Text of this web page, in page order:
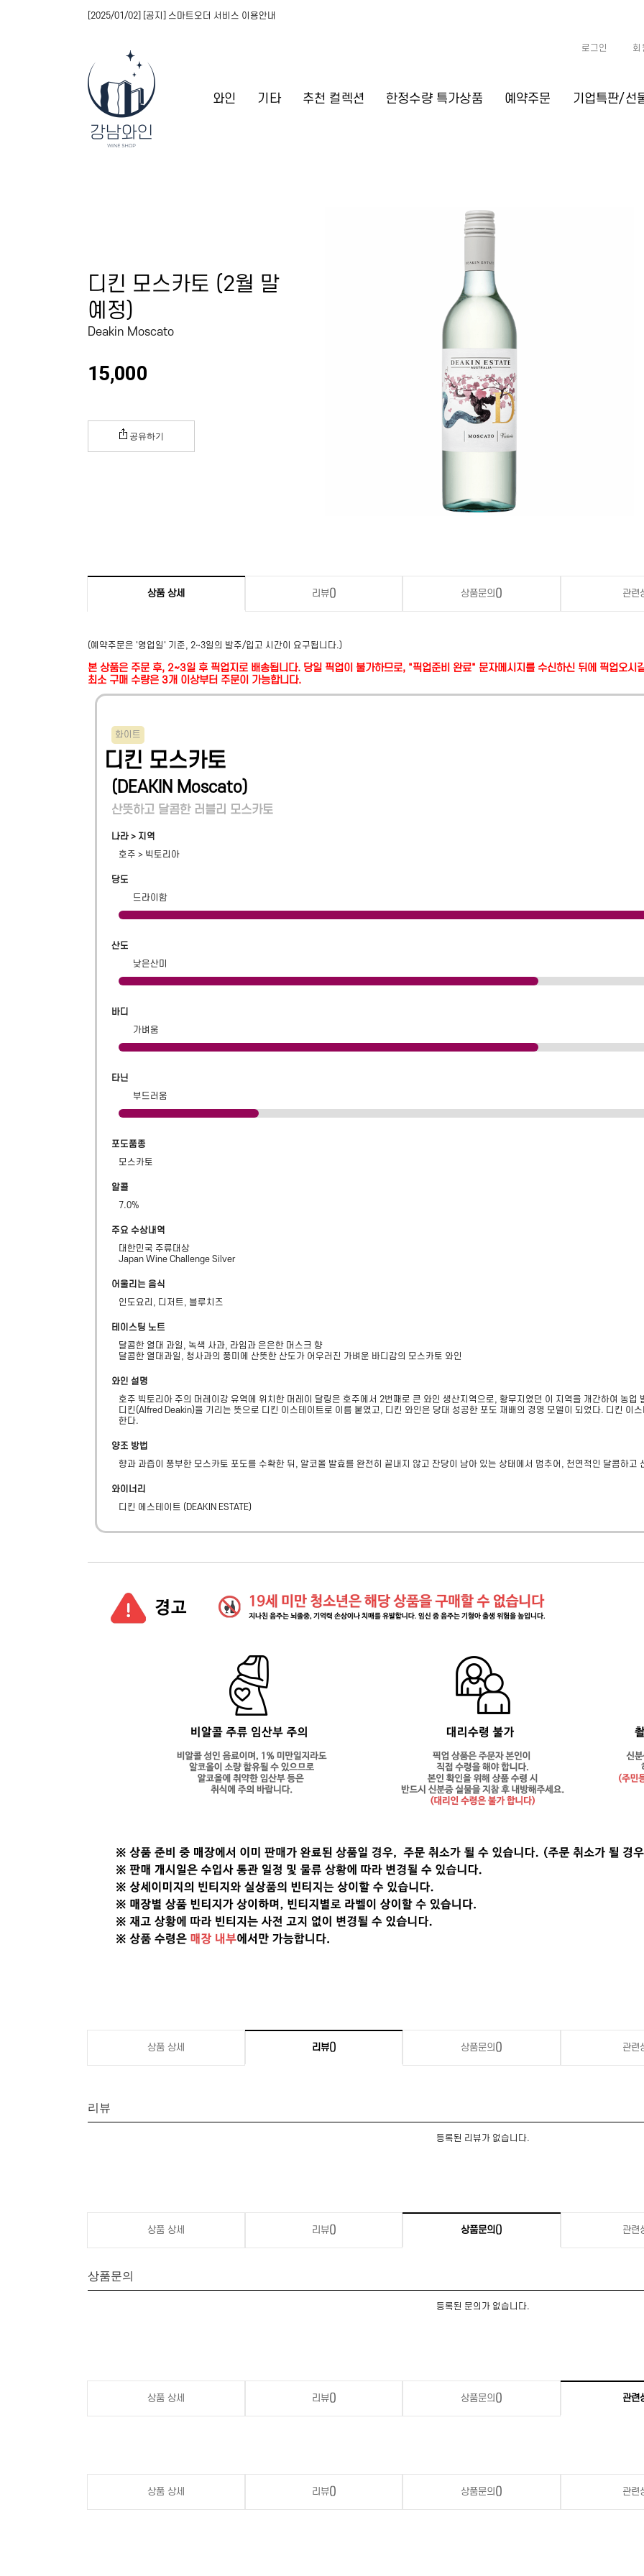
와인 기타 추천 컬렉션 한정수량 특가상품 예약주문 기업특판/선
[2025/01/02] [공지] 스마트오더 서비스 이용안내
로그인 회
디킨 모스카토 (2월 말
예정)
Deakin Moscato
15,000
공유하기
상품 상세 리뷰() 상품문의 () 관련
(예약주문은 '영업일' 기준, 2~3일의 발주/입고 시간이 요구됩니다.)
본 상품은 주문 후, 2~3일 후 픽업지로 배송됩니다. 당일 픽업이 불가하므로, "픽업준비 완료" 문자메시지를 수신하신 뒤에 픽업오시
최소 구매 수량은 3개 이상부터 주문이 가능합니다.
화이트
디킨 모스카토
(DEAKIN Moscato)
산뜻하고 달콤한 러블리 모스카토
나라 > 지역
호주 > 빅토리아
당도
드라이함
산도
낮은산미
바디
가벼움
타닌
부드러움
포도품종
모스카토
알콜
7.0%
주요 수상내역
대한민국 주류대상
Japan Wine Challenge Silver
어울리는 음식
인도요리, 디저트, 블루치즈
테이스팅 노트
달콤한 열대 과일, 녹색 사과, 라임과 은은한 머스크 향
달콤한 열대과일, 청사과의 풍미에 산뜻한 산도가 어우러진 가벼운 바디감의 모스카토 와인
와인 설명
호주 빅토리아 주의 머레이강 유역에 위치한 머레이 달링은 호주에서 2번째로 큰 와인 생산지역으로, 황무지였던 이 지역을 개간하여 농업
디킨(Alfred Deakin)을 기리는 뜻으로 디킨 이스테이트로 이름 붙였고, 디킨 와인은 당대 성공한 포도 재배의 경영 모델이 되었다. 디킨 이
한다.
양조 방법
향과 과즙이 풍부한 모스카토 포도를 수확한 뒤, 알코올 발효를 완전히 끝내지 않고 잔당이 남아 있는 상태에서 멈추어, 천연적인 달콤하고
와이너리
디킨 에스테이트 ( DEAKIN ESTATE)
상품 상세 리뷰() 상품문의 () 관련
리뷰
등록된 리뷰가 없습니다.
상품 상세 리뷰() 상품문의 () 관련
상품문의
등록된 문의가 없습니다.
상품 상세 리뷰() 상품문의 () 관련
상품 상세 리뷰() 상품문의 () 관련